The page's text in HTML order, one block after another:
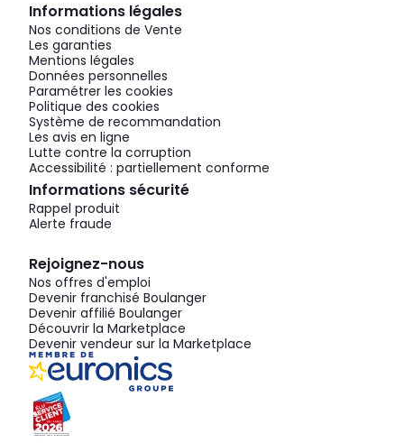
Informations légales
Nos conditions de Vente
Les garanties
Mentions légales
Données personnelles
Paramétrer les cookies
Politique des cookies
Système de recommandation
Les avis en ligne
Lutte contre la corruption
Accessibilité : partiellement conforme
Informations sécurité
Rappel produit
Alerte fraude
Rejoignez-nous
Nos offres d'emploi
Devenir franchisé Boulanger
Devenir affilié Boulanger
Découvrir la Marketplace
Devenir vendeur sur la Marketplace